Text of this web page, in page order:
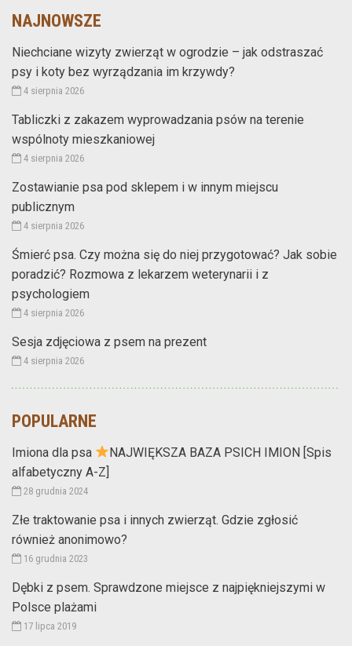
NAJNOWSZE
Niechciane wizyty zwierząt w ogrodzie – jak odstraszać
psy i koty bez wyrządzania im krzywdy?
4 sierpnia 2026
Tabliczki z zakazem wyprowadzania psów na terenie
wspólnoty mieszkaniowej
4 sierpnia 2026
Zostawianie psa pod sklepem i w innym miejscu
publicznym
4 sierpnia 2026
Śmierć psa. Czy można się do niej przygotować? Jak sobie
poradzić? Rozmowa z lekarzem weterynarii i z
psychologiem
4 sierpnia 2026
Sesja zdjęciowa z psem na prezent
4 sierpnia 2026
POPULARNE
Imiona dla psa
NAJWIĘKSZA BAZA PSICH IMION [Spis
alfabetyczny A-Z]
28 grudnia 2024
Złe traktowanie psa i innych zwierząt. Gdzie zgłosić
również anonimowo?
16 grudnia 2023
Dębki z psem. Sprawdzone miejsce z najpiękniejszymi w
Polsce plażami
17 lipca 2019